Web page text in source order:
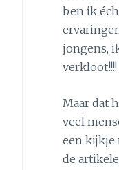
ben ik
jongens,
verkloot!!!!
Maar dat
veel
een kijkje
de